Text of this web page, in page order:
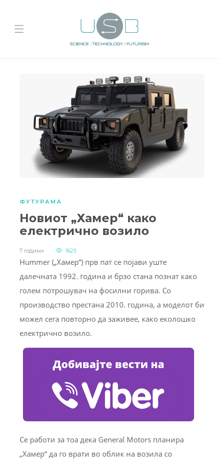
ФУТУРАМА
Новиот „Хамер“ како
електрично возило
7 години 1625
Hummer („Хамер“) прв пат се појави уште
далечната 1992. година и брзо стана познат како
голем потрошувач на фосилни горива. Со
производство престана 2010. година, а моделот би
можел сега повторно да заживее, како еколошко
електрично возило.
Се работи за тоа дека General Motors планира
„Хамер“ да го врати во облик на возила со